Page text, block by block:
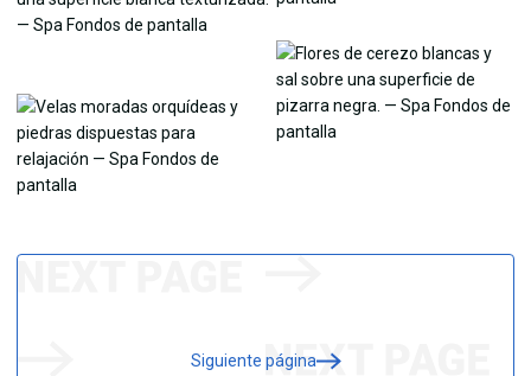
Siguiente página